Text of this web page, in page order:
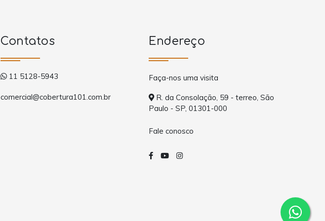
Contatos
11 5128-5943
comercial@cobertura101.com.br
Endereço
Faça-nos uma visita
R. da Consolação, 59 - terreo, São
Paulo - SP, 01301-000
Fale conosco